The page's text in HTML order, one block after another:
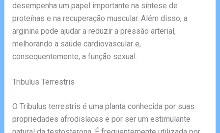
desempenha um papel importante na síntese de
proteínas e na recuperação muscular. Além disso, a
arginina pode ajudar a reduzir a pressão arterial,
melhorando a saúde cardiovascular e,
consequentemente, a função sexual.
Tribulus Terrestris
O Tribulus terrestris é uma planta conhecida por suas
propriedades afrodisíacas e por ser um estimulante